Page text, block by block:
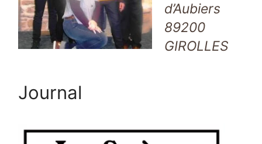
d’Aubiers
89200
GIROLLES
Journal